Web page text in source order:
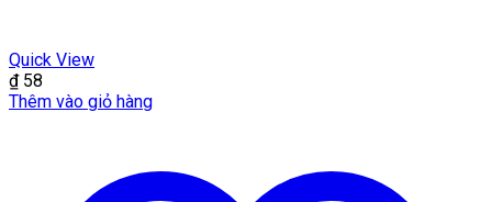
Quick View
₫58
Thêm vào giỏ hàng